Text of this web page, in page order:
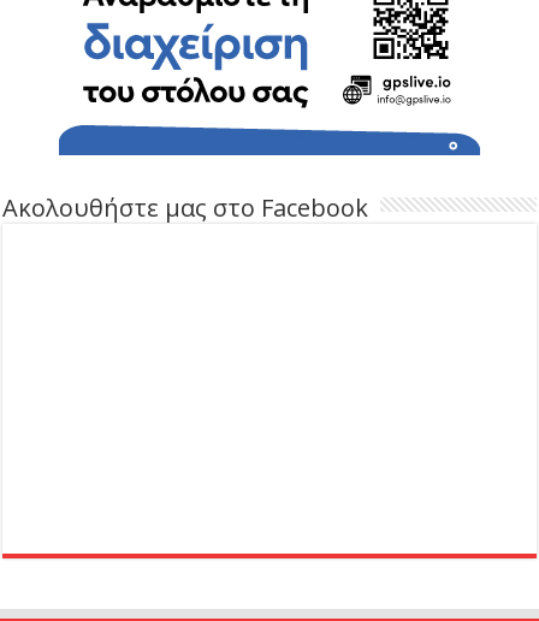
Ακολουθήστε μας στο Facebook